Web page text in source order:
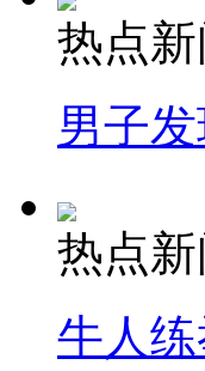
热点新
男子
热点新
牛人